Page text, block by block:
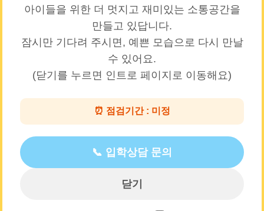
아이들을 위한 더 멋지고 재미있는 소통공간을
만들고 있답니다.
잠시만 기다려 주시면, 예쁜 모습으로 다시 만날
수 있어요.
(닫기를 누르면 인트로 페이지로 이동해요)
⏰ 점검기간 : 미정
📞 입학상담 문의
닫기
🎉
처음학교로
모집요강/처음학교로 바로가기